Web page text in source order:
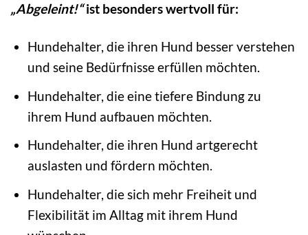
„Abgeleint!“ist besonders wertvoll für:
Hundehalter, die ihren Hund besser verstehen
und seine Bedürfnisse erfüllen möchten.
Hundehalter, die eine tiefere Bindung zu
ihrem Hund aufbauen möchten.
Hundehalter, die ihren Hund artgerecht
auslasten und fördern möchten.
Hundehalter, die sich mehr Freiheit und
Flexibilität im Alltag mit ihrem Hund